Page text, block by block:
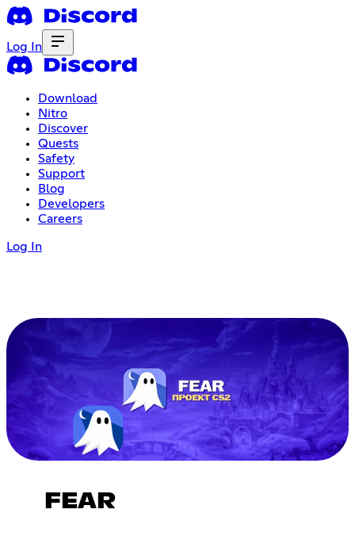
Log In
Download
Nitro
Discover
Quests
Safety
Support
Blog
Developers
Careers
Log In
FEAR